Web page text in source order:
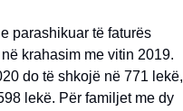
parashikuar të faturës
krahasim me vitin 2019.
do të shkojë në 771 lekë,
lekë. Për familjet me dy